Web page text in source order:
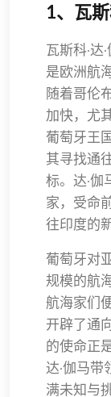
1、瓦
瓦斯科·达
是欧洲航
随着哥伦
加快，尤
葡萄牙王
其寻找通
标。达·
家，受命
往印度的
葡萄牙对
规模的航
航海家们
开辟了通
的使命正
达·伽马
满未知与